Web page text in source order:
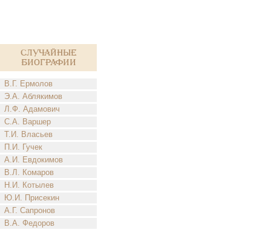
Случайные
биографии
В.Г. Ермолов
Э.А. Аблякимов
Л.Ф. Адамович
С.А. Варшер
Т.И. Власьев
П.И. Гучек
А.И. Евдокимов
В.Л. Комаров
Н.И. Котылев
Ю.И. Присекин
А.Г. Сапронов
В.А. Федоров